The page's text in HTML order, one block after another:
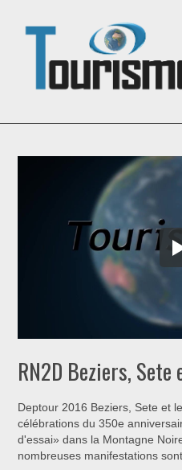
RN2D Beziers,
Deptour 2016 Beziers, Sete et
célébrations du 350e
d'essai» dans la Montagne
nombreuses manifestations